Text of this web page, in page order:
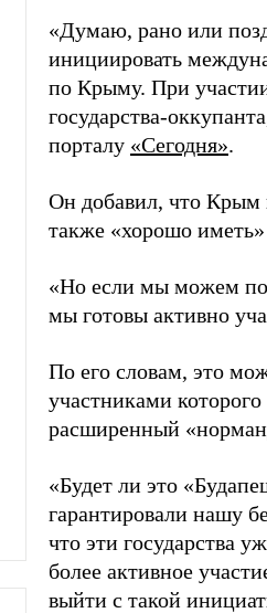
«Думаю, рано или
инициировать
по Крыму. При
государства-
порталу «Сегодня».
Он добавил, что Крым
также «хорошо
«Но если мы можем
мы готовы активно
По его словам, это
участниками
расширенный
«Будет ли это
гарантировали нашу
что эти государства
более активное
выйти с такой